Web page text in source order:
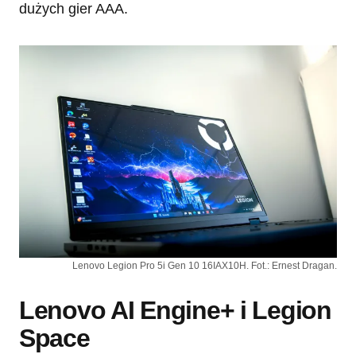
dużych gier AAA.
Lenovo Legion Pro 5i Gen 10 16IAX10H. Fot.: Ernest Dragan.
Lenovo AI Engine+ i Legion
Space